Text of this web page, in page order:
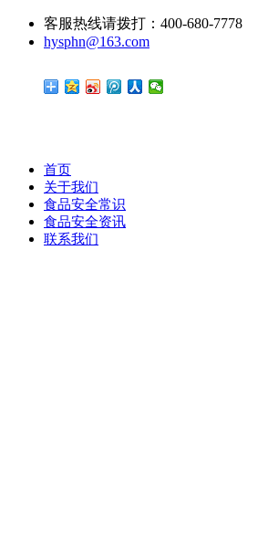
客服热线请拨打：400-680-7778
hysphn@163.com
首页
关于我们
食品安全常识
食品安全资讯
联系我们